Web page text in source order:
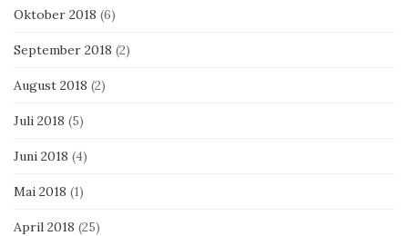
Oktober 2018 (6)
September 2018 (2)
August 2018 (2)
Juli 2018 (5)
Juni 2018 (4)
Mai 2018 (1)
April 2018 (25)